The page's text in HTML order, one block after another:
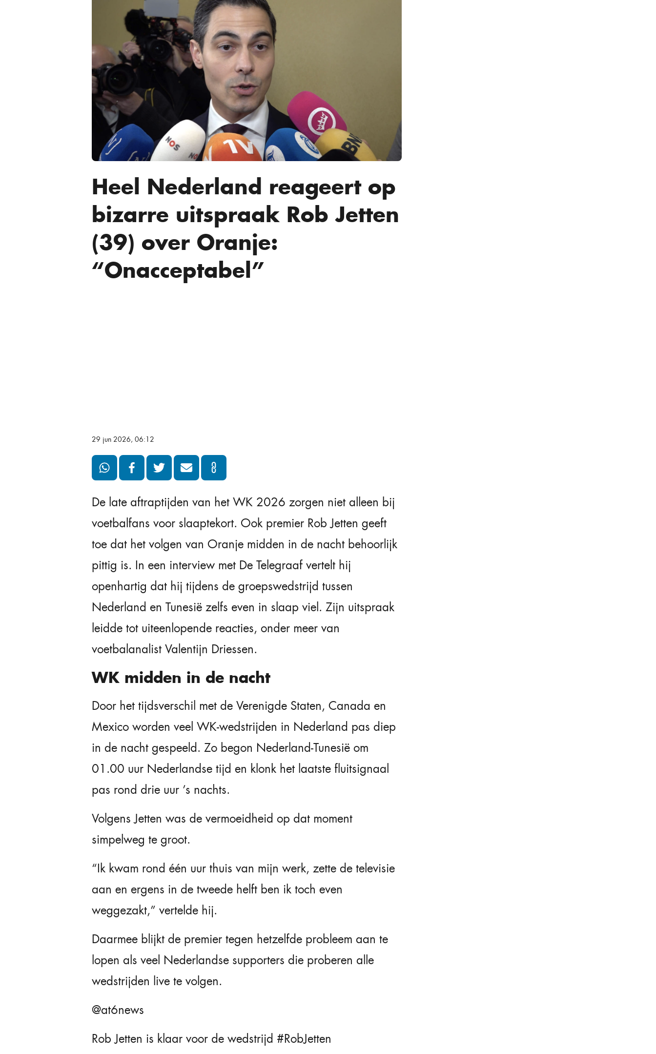
Heel Nederland reageert op
bizarre uitspraak Rob Jetten
(39) over Oranje:
“Onacceptabel”
29 jun 2026, 06:12
De late aftraptijden van het WK 2026 zorgen niet alleen bij
voetbalfans voor slaaptekort. Ook premier Rob Jetten geeft
toe dat het volgen van Oranje midden in de nacht behoorlijk
pittig is. In een interview met De Telegraaf vertelt hij
openhartig dat hij tijdens de groepswedstrijd tussen
Nederland en Tunesië zelfs even in slaap viel. Zijn uitspraak
leidde tot uiteenlopende reacties, onder meer van
voetbalanalist Valentijn Driessen.
WK midden in de nacht
Door het tijdsverschil met de Verenigde Staten, Canada en
Mexico worden veel WK-wedstrijden in Nederland pas diep
in de nacht gespeeld. Zo begon Nederland-Tunesië om
01.00 uur Nederlandse tijd en klonk het laatste fluitsignaal
pas rond drie uur ’s nachts.
Volgens Jetten was de vermoeidheid op dat moment
simpelweg te groot.
“Ik kwam rond één uur thuis van mijn werk, zette de televisie
aan en ergens in de tweede helft ben ik toch even
weggezakt,” vertelde hij.
Daarmee blijkt de premier tegen hetzelfde probleem aan te
lopen als veel Nederlandse supporters die proberen alle
wedstrijden live te volgen.
@at6news
Rob Jetten is klaar voor de wedstrijd #RobJetten